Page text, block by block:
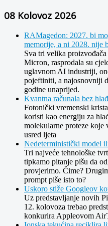
08 Kolovoz 2026
RAMagedon: 2027. bi
memorije, a ni 2028. nije
Sva tri velika
Micron, rasprodala su
uglavnom AI industriji,
pojeftiniti, a najosnovniji
godine unaprijed.
Kvantna računala bez
Fotonički vremenski
koristi kao energiju za
molekularne proteze
usred ljeta
Nedeterministički model
Tri najveće tehnološke
tipkamo pitanje pišu da
provjerimo. Čime?
prompt piše isto to?
Uskoro stiže Googleov
Uz predstavljanje novih
12. kolovoza trebao
konkurira Appleovom